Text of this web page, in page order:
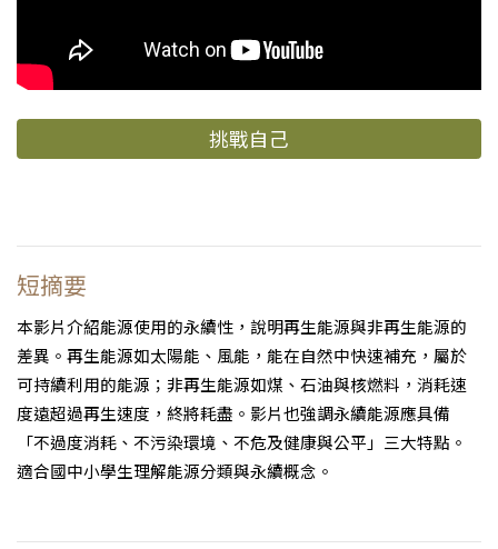
挑戰自己
短摘要
本影片介紹能源使用的永續性，說明再生能源與非再生能源的
差異。再生能源如太陽能、風能，能在自然中快速補充，屬於
可持續利用的能源；非再生能源如煤、石油與核燃料，消耗速
度遠超過再生速度，終將耗盡。影片也強調永續能源應具備
「不過度消耗、不污染環境、不危及健康與公平」三大特點。
適合國中小學生理解能源分類與永續概念。